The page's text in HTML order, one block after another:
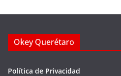
Okey Querétaro
Política de Privacidad